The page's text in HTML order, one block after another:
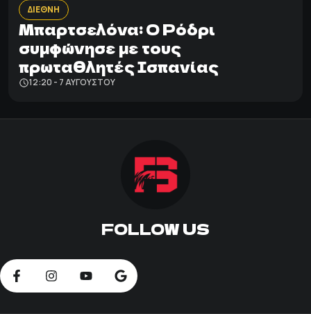
ΔΙΕΘΝΗ
Μπαρτσελόνα: Ο Ρόδρι
συμφώνησε με τους
πρωταθλητές Ισπανίας
12:20 - 7 ΑΥΓΟΎΣΤΟΥ
FOLLOW US